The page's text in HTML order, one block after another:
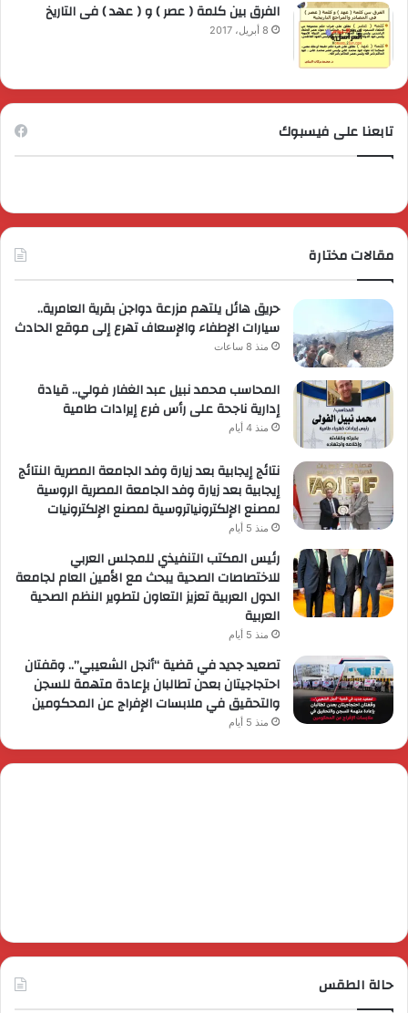
الفرق بين كلمة ( عصر ) و ( عهد ) فى التاريخ
8 أبريل، 2017
تابعنا على فيسبوك
مقالات مختارة
حريق هائل يلتهم مزرعة دواجن بقرية العامرية..
سيارات الإطفاء والإسعاف تهرع إلى موقع الحادث
منذ 8 ساعات
المحاسب محمد نبيل عبد الغفار فولي.. قيادة
إدارية ناجحة على رأس فرع إيرادات طامية
منذ 4 أيام
نتائج إيجابية بعد زيارة وفد الجامعة المصرية النتائج
إيجابية بعد زيارة وفد الجامعة المصرية الروسية
لمصنع الإلكترونياتروسية لمصنع الإلكترونيات
منذ 5 أيام
رئيس المكتب التنفيذي للمجلس العربي
للاختصاصات الصحية يبحث مع الأمين العام لجامعة
الدول العربية تعزيز التعاون لتطوير النظم الصحية
العربية
منذ 5 أيام
تصعيد جديد في قضية “أنجل الشعيبي”.. وقفتان
احتجاجيتان بعدن تطالبان بإعادة متهمة للسجن
والتحقيق في ملابسات الإفراج عن المحكومين
منذ 5 أيام
حالة الطقس